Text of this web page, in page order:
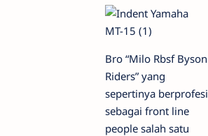
Bro “Milo Rbsf Byson
Riders” yang
sepertinya berprofesi
sebagai front line
people salah satu